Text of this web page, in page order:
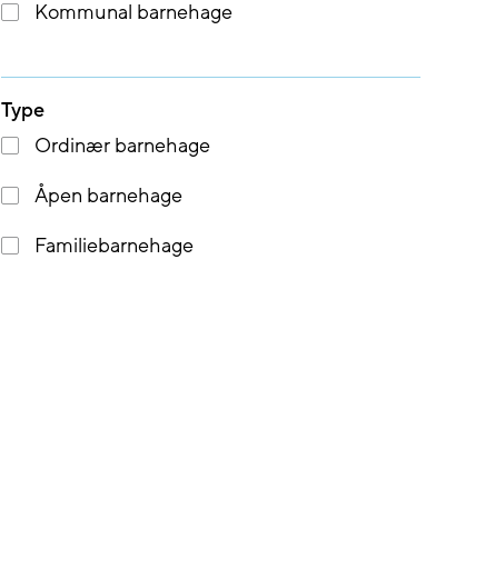
Kommunal barnehage
Type
Ordinær barnehage
Åpen barnehage
Familiebarnehage